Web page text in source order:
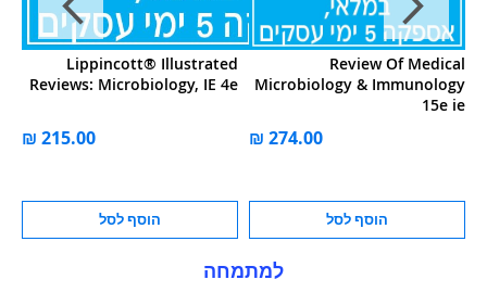
Lippincott® Illustrated
Reviews: Microbiology, IE 4e
הוסף לסל
Review Of Medical
Microbiology & Immunology
15e ie
הוסף לסל
למתמחה